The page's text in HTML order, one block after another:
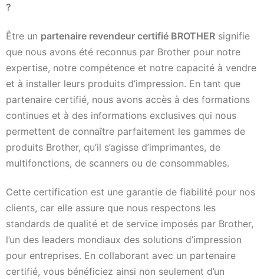
?
Être un partenaire revendeur certifié BROTHER signifie
que nous avons été reconnus par Brother pour notre
expertise, notre compétence et notre capacité à vendre
et à installer leurs produits d’impression. En tant que
partenaire certifié, nous avons accès à des formations
continues et à des informations exclusives qui nous
permettent de connaître parfaitement les gammes de
produits Brother, qu’il s’agisse d’imprimantes, de
multifonctions, de scanners ou de consommables.
Cette certification est une garantie de fiabilité pour nos
clients, car elle assure que nous respectons les
standards de qualité et de service imposés par Brother,
l’un des leaders mondiaux des solutions d’impression
pour entreprises. En collaborant avec un partenaire
certifié, vous bénéficiez ainsi non seulement d’un